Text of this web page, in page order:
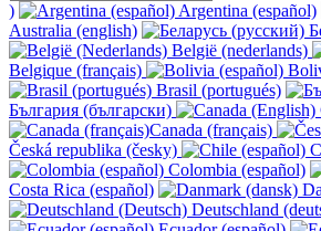
)
Argentina (español)
Australia (english)
België (nederlands)
Belgique (français)
Brasil (portugués)
България (български)
Canada (français)
Česká republika (česky)
Colombia (español)
Costa Rica (español)
Deutschland